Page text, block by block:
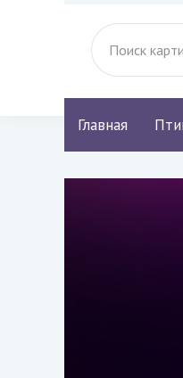
Главная